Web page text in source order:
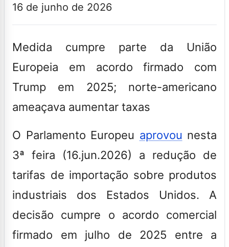
16 de junho de 2026
Medida cumpre parte da União
Europeia em acordo firmado com
Trump em 2025; norte-americano
ameaçava aumentar taxas
O Parlamento Europeu aprovou nesta
3ª feira (16.jun.2026) a redução de
tarifas de importação sobre produtos
industriais dos Estados Unidos. A
decisão cumpre o acordo comercial
firmado em julho de 2025 entre a